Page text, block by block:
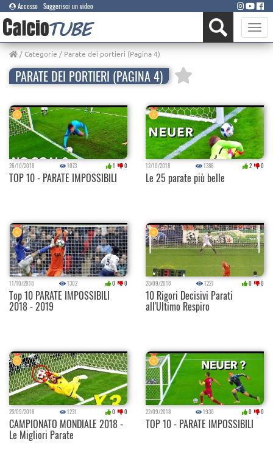
Accesso Suggerisci un video
Toggle
/Categorie / Parate dei portieri (Pagina 4)
PARATE DEI PORTIERI (PAGINA 4)
26/10/2018 1073 1 0
TOP 10 - PARATE IMPOSSIBILI
12/10/2018 1386 2 0
Le 25 parate più belle
11/10/2018 1302 0 0
Top 10 PARATE IMPOSSIBILI
2018 - 2019
28/09/2018 1227 0 0
10 Rigori Decisivi Parati
all'Ultimo Respiro
25/09/2018 1231 0 0
CAMPIONATO MONDIALE 2018 -
Le Migliori Parate
22/09/2018 1930 0 0
TOP 10 - PARATE IMPOSSIBILI